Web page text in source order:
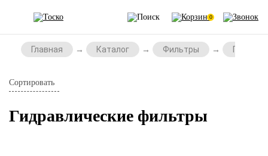
0
Главная Каталог Фильтры
Сортировать
Гидравлические фильтры